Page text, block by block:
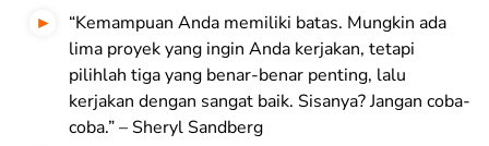
“Kemampuan Anda memiliki batas. Mungkin ada
lima proyek yang ingin Anda kerjakan, tetapi
pilihlah tiga yang benar-benar penting, lalu
kerjakan dengan sangat baik. Sisanya? Jangan coba-
coba.” – Sheryl Sandberg